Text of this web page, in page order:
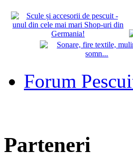
Forum
Parteneri